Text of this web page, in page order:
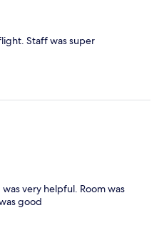
Staff was super
very helpful. Room was
good